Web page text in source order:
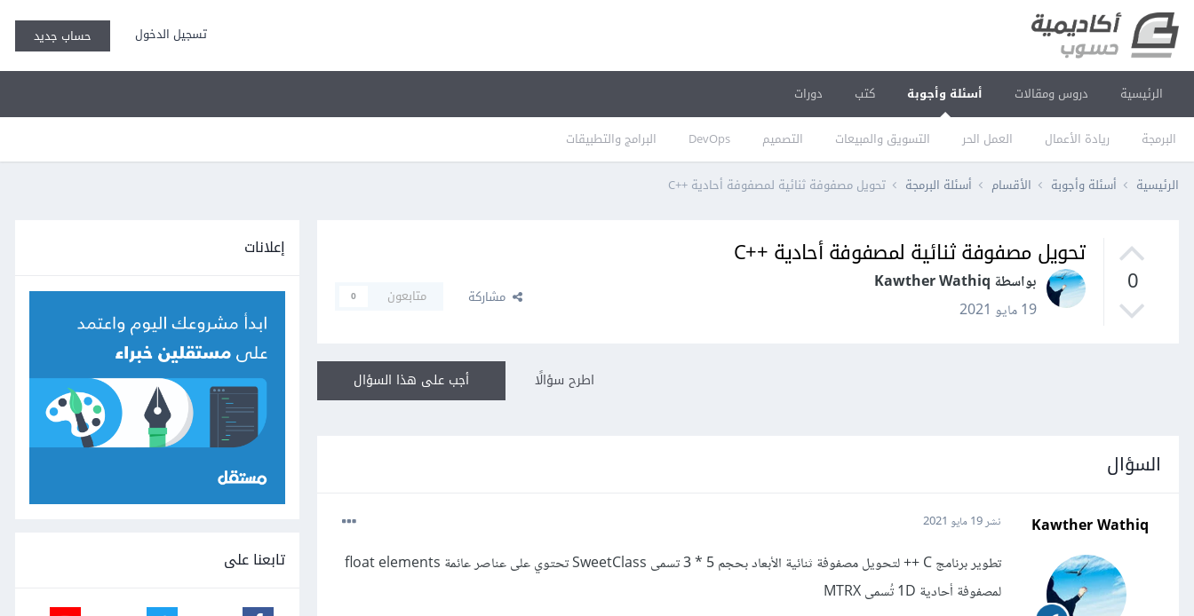
تسجيل الدخول حساب جديد
الرئيسية دروس ومقالات أسئلة وأجوبة
البرمجة ريادة الأعمال العمل الحر التسويق والمبيعات التصميم DevOps البرامج والتطبيقات
كتب دورات
الرئيسية أسئلة وأجوبة الأقسام أسئلة البرمجة تحويل مصفوفة ثنائية لمصفوفة أحادية ++C
0
تحويل مصفوفة ثنائية لمصفوفة أحادية ++C
بواسطة Kawther Wathiq
19 مايو 2021
مشاركة متابعون 0
أجب على هذا السؤال اطرح سؤالًا
السؤال
Kawther Wathiq نشر19 مايو 2021
تطوير برنامج C ++ لتحويل مصفوفة ثنائية الأبعاد بحجم 5 * 3 تسمى SweetClass تحتوي على عناصر عائمة float elements
لمصفوفة أحادية 1D تُسمى MTRX
إعلانات
تابعنا على